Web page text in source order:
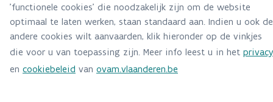
'functionele cookies' die noodzakelijk zijn om de website
optimaal te laten werken, staan standaard aan. Indien u ook de
andere cookies wilt aanvaarden, klik hieronder op de vinkjes
die voor u van toepassing zijn. Meer info leest u in het privacy
en cookiebeleid van ovam.vlaanderen.be